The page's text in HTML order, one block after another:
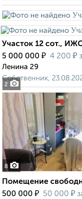
2
Участок 12 сот.,
5 000 000 ₽ 4 200 ₽
Ленина 29
Собственник,
8
Помещение
500 000 ₽ 50 000 ₽